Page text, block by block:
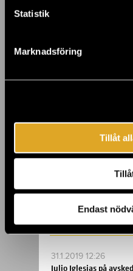
Statistik
Marknadsföring
Tillåt
Endast
3.3.2019 10:00
Teater Mars'
Du hinner ännu se
Cleanland-utställning
Sami Makkonens
öppnar porten till
Galleria ›
31.1.2019 12:26
Julio Iglesias på